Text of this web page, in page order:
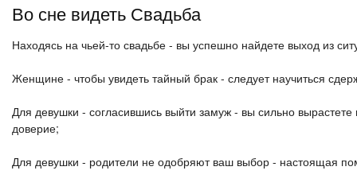
Во сне видеть Свадьба
Находясь на чьей-то свадьбе - вы успешно найдете выход из
Женщине - чтобы увидеть тайный брак - следует научиться
Для девушки - согласившись выйти замуж - вы сильно
доверие;
Для девушки - родители не одобряют ваш выбор - настоящая